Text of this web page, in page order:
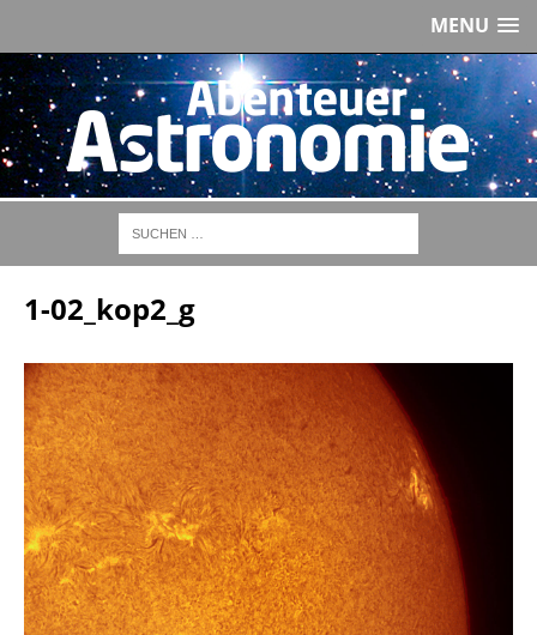
MENU
1-02_kop2_g